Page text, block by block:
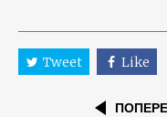
Tweet Like